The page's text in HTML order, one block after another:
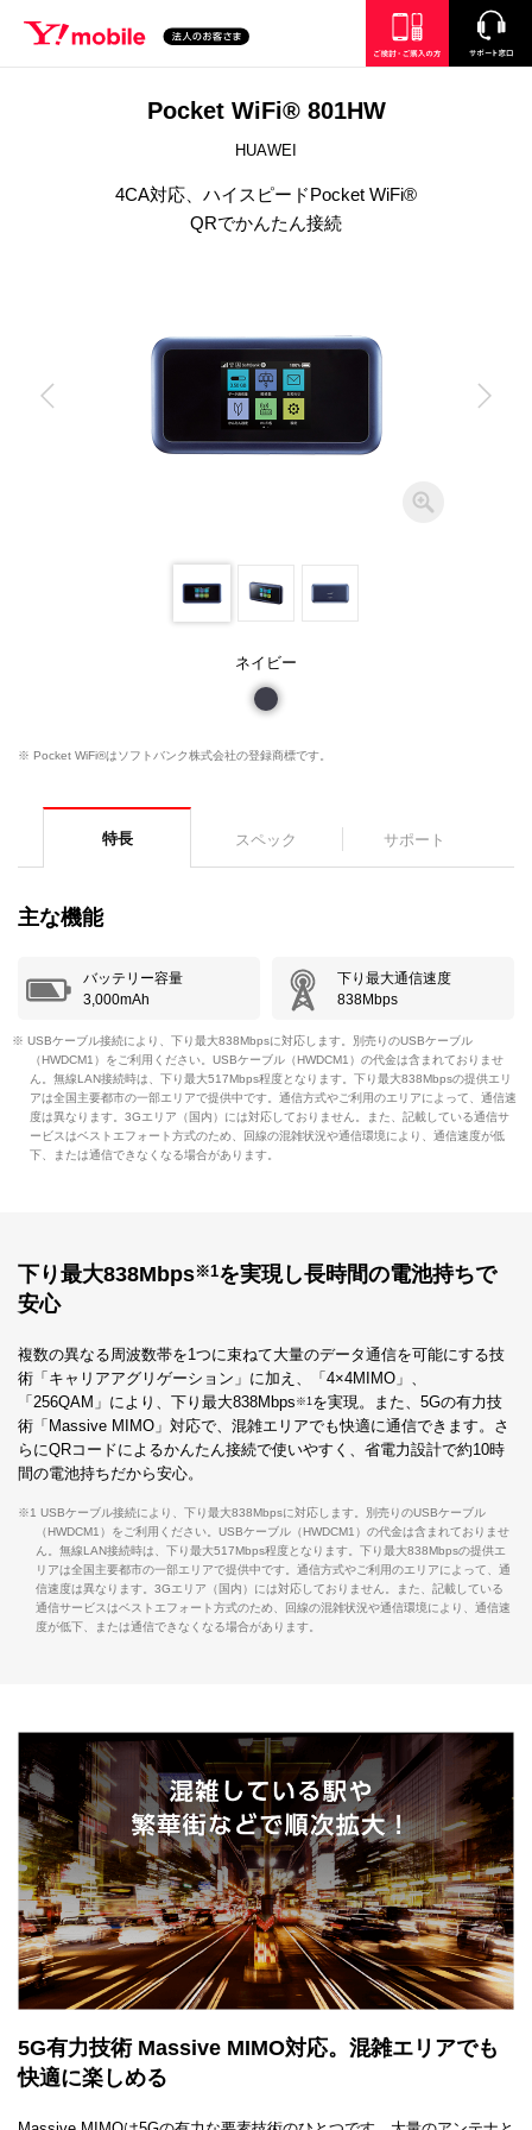
SEARCH
Pocket WiFi® 801HW
HUAWEI
4CA対応、ハイスピードPocket WiFi®
QRでかんたん接続
ネイビー
※ Pocket WiFi®はソフトバンク株式会社の登録商標です。
特長 スペック サポート
主な機能
バッテリー容量
3,000mAh
下り最大通信速度
838Mbps
※ USBケーブル接続により、下り最大838Mbpsに対応します。別売りのUSBケーブル
（HWDCM1）をご利用ください。USBケーブル（HWDCM1）の代金は含まれておりませ
ん。無線LAN接続時は、下り最大517Mbps程度となります。下り最大838Mbpsの提供エリ
アは全国主要都市の一部エリアで提供中です。通信方式やご利用のエリアによって、通信速
度は異なります。3Gエリア（国内）には対応しておりません。また、記載している通信サ
ービスはベストエフォート方式のため、回線の混雑状況や通信環境により、通信速度が低
下、または通信できなくなる場合があります。
下り最大838Mbps※1を実現し長時間の電池持ちで
安心
複数の異なる周波数帯を1つに束ねて大量のデータ通信を可能にする技
術「キャリアアグリゲーション」に加え、「4×4MIMO」、
「256QAM」により、下り最大838Mbps ※1を実現。また、5Gの有力技
術「Massive MIMO」対応で、混雑エリアでも快適に通信できます。さ
らにQRコードによるかんたん接続で使いやすく、省電力設計で約10時
間の電池持ちだから安心。
※1 USBケーブル接続により、下り最大838Mbpsに対応します。別売りのUSBケーブル
（HWDCM1）をご利用ください。USBケーブル（HWDCM1）の代金は含まれておりませ
ん。無線LAN接続時は、下り最大517Mbps程度となります。下り最大838Mbpsの提供エ
リアは全国主要都市の一部エリアで提供中です。通信方式やご利用のエリアによって、通
信速度は異なります。3Gエリア（国内）には対応しておりません。また、記載している
通信サービスはベストエフォート方式のため、回線の混雑状況や通信環境により、通信速
度が低下、または通信できなくなる場合があります。
5G有力技術 Massive MIMO対応。混雑エリアでも
快適に楽しめる